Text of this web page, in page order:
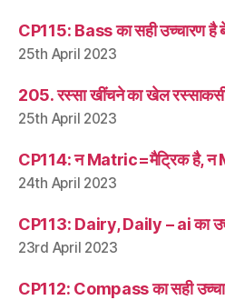
CP115: Bass का सही उच्चारण है
25th April 2023
205. रस्सा खींचने का खेल
25th April 2023
CP114: न Matric=मैट्रिक है, न
24th April 2023
CP113: Dairy, Daily – ai का
23rd April 2023
CP112: Compass का सही